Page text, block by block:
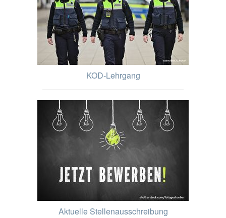
KOD-Lehrgang
Aktuelle Stellenausschreibung